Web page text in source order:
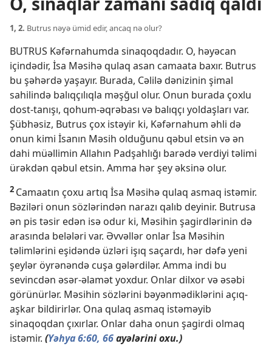
1, 2. Butrus nəyə ümid edir, ancaq nə olur?
BUTRUS Kəfərnahumda sinaqoqdadır. O, həyəcan
içindədir, İsa Məsihə qulaq asan camaata baxır. Butrus
bu şəhərdə yaşayır. Burada, Cəlilə dənizinin şimal
sahilində balıqçılıqla məşğul olur. Onun burada çoxlu
dost-tanışı, qohum-əqrəbası və balıqçı yoldaşları var.
Şübhəsiz, Butrus çox istəyir ki, Kəfərnahum əhli də
onun kimi İsanın Məsih olduğunu qəbul etsin və ən
dahi müəllimin Allahın Padşahlığı barədə verdiyi təlimi
ürəkdən qəbul etsin. Amma hər şey əksinə olur.
2 Camaatın çoxu artıq İsa Məsihə qulaq asmaq istəmir.
Bəziləri onun sözlərindən narazı qalıb deyinir. Butrusa
ən pis təsir edən isə odur ki, Məsihin şagirdlərinin də
arasında belələri var. Əvvəllər onlar İsa Məsihin
təlimlərini eşidəndə üzləri işıq saçardı, hər dəfə yeni
şeylər öyrənəndə cuşa gələrdilər. Amma indi bu
sevincdən əsər-əlamət yoxdur. Onlar dilxor və əsəbi
görünürlər. Məsihin sözlərini bəyənmədiklərini açıq-
aşkar bildirirlər. Ona qulaq asmaq istəməyib
sinaqoqdan çıxırlar. Onlar daha onun şagirdi olmaq
istəmir. (Yəhya 6:60, 66ayələrini oxu.)